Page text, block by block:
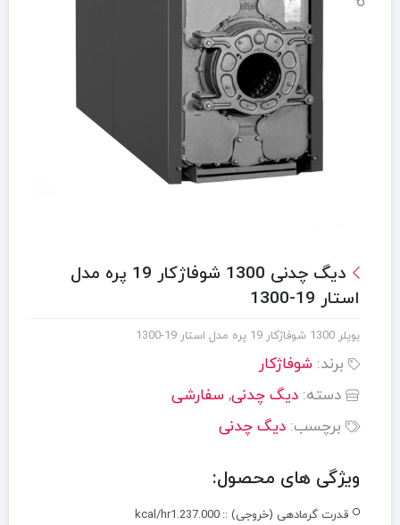
دیگ چدنی 1300 شوفاژکار 19 پره مدل
استار 19-1300
بویلر 1300 شوفاژکار 19 پره مدل استار 19-1300
برند: شوفاژکار
دسته: دیگ چدنی, سفارشی
برچسب: دیگ چدنی
ویژگی های محصول:
قدرت گرمادهی (خروجی) :: kcal/hr1.237.000